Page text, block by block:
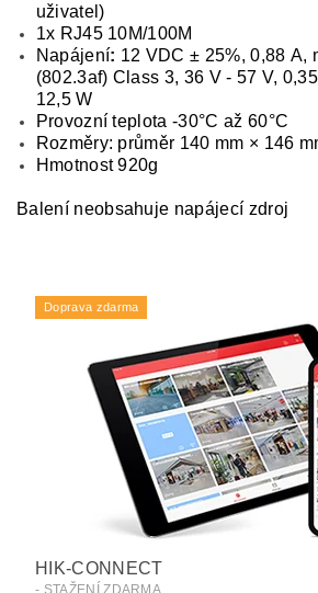
uživatel)
1x RJ45 10M/100M
Napájení: 12 VDC ± 25%, 0,88 A,
(802.3af) Class 3, 36 V - 57 V,
12,5 W
Provozní teplota -30°C až 60°C
Rozměry: průměr 140 mm × 146
Hmotnost 920g
Balení neobsahuje napájecí zdroj
Doprava zdarma
HIK-CONNECT
- STAŽENÍ ZDARMA